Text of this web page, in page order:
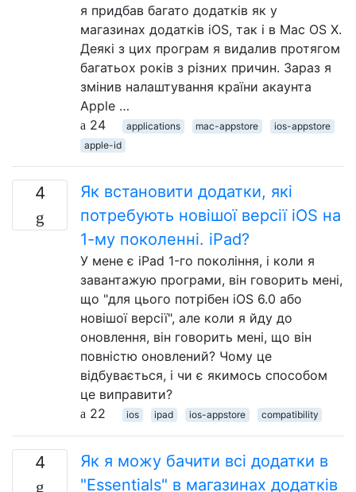
я придбав багато додатків як у
магазинах додатків iOS, так і в Mac OS X.
Деякі з цих програм я видалив протягом
багатьох років з різних причин. Зараз я
змінив налаштування країни акаунта
Apple …
24
applications mac-appstore
ios-appstore
apple-id
4
Як встановити додатки, які
потребують новішої версії iOS на
1-му поколенні. iPad?
У мене є iPad 1-го покоління, і коли я
завантажую програми, він говорить мені,
що "для цього потрібен iOS 6.0 або
новішої версії", але коли я йду до
оновлення, він говорить мені, що він
повністю оновлений? Чому це
відбувається, і чи є якимось способом
це виправити?
22
ios ipad ios-appstore compatibility
4
Як я можу бачити всі додатки в
"Essentials" в магазинах додатків